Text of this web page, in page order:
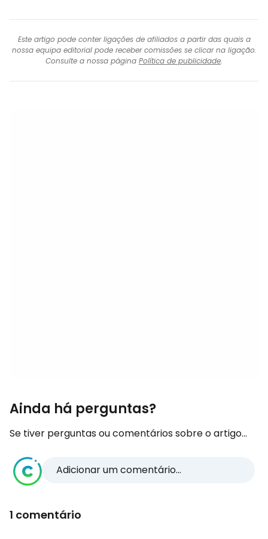
Este artigo pode conter ligações de afiliados a partir das quais a
nossa equipa editorial pode receber comissões se clicar na ligação.
Consulte a nossa página Política de publicidade.
Ainda há perguntas?
Se tiver perguntas ou comentários sobre o artigo...
Adicionar um comentário...
1 comentário